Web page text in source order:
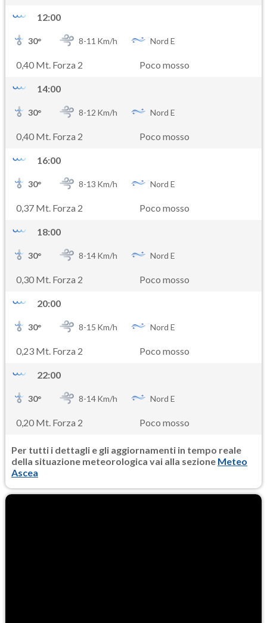
12:00
30° 8-11 Km/h Nord E
0,40 Mt. Forza 2 Poco mosso
14:00
30° 8-12 Km/h Nord E
0,40 Mt. Forza 2 Poco mosso
16:00
30° 8-13 Km/h Nord E
0,37 Mt. Forza 2 Poco mosso
18:00
30° 8-14Km/h Nord E
0,30 Mt. Forza 2 Poco mosso
20:00
30° 8-15 Km/h Nord E
0,23 Mt. Forza 2 Poco mosso
22:00
30° 8-14Km/h Nord E
0,20 Mt. Forza 2 Poco mosso
Per tutti i dettagli e gli aggiornamenti in tempo reale
della situazione meteorologica vai alla sezione Meteo
Ascea